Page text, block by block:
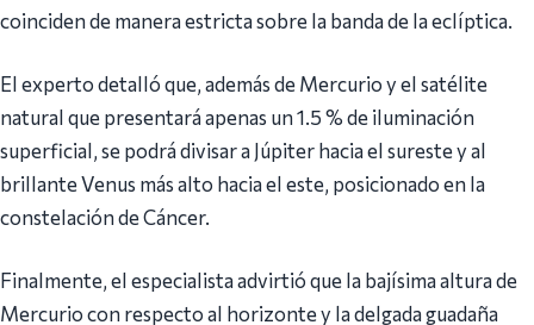
coinciden de manera estricta sobre la banda de la eclíptica.
El experto detalló que, además de Mercurio y el satélite
natural que presentará apenas un 1.5 % de iluminación
superficial, se podrá divisar a Júpiter hacia el sureste y al
brillante Venus más alto hacia el este, posicionado en la
constelación de Cáncer.
Finalmente, el especialista advirtió que la bajísima altura de
Mercurio con respecto al horizonte y la delgada guadaña